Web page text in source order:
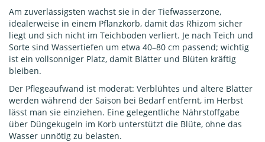
Am zuverlässigsten wächst sie in der Tiefwasserzone,
idealerweise in einem Pflanzkorb, damit das Rhizom sicher
liegt und sich nicht im Teichboden verliert. Je nach Teich und
Sorte sind Wassertiefen um etwa 40–80 cm passend; wichtig
ist ein vollsonniger Platz, damit Blätter und Blüten kräftig
bleiben.
Der Pflegeaufwand ist moderat: Verblühtes und ältere Blätter
werden während der Saison bei Bedarf entfernt, im Herbst
lässt man sie einziehen. Eine gelegentliche Nährstoffgabe
über Düngekugeln im Korb unterstützt die Blüte, ohne das
Wasser unnötig zu belasten.